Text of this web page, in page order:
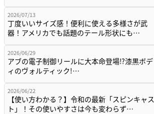
2026/07/13
丁度いいサイズ感！便利に使える多様さが武
器！アメリカでも話題のテール形状にも…
2026/06/29
アブの電子制御リールに大本命登場⁉漆黒ボデ
ィのヴォルティック!…
2026/06/22
【使い方わかる？】令和の最新「スピンキャス
ト」！その使いやすさは今も変わらず…